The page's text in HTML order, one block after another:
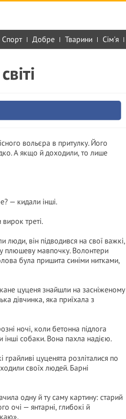
Спорт Добре Тварини Сім'я
вольєра в притулку. Його
А якщо й доходили, то лише
— кидали інші.
треті.
він підводився на свої важкі,
плюшеву мавпочку. Волонтери
була пришита синіми нитками,
цуценя знайшли на засніженому
дівчинка, яка приїхала з
ночі, коли бетонна підлога
собаки. Вона пахла надією.
цуценята розліталися по
своїх людей. Барні
одну й ту саму картину: старий
очі — янтарні, глибокі й